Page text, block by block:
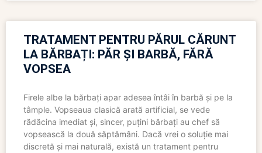
TRATAMENT PENTRU PĂRUL CĂRUNT
LA BĂRBAȚI: PĂR ȘI BARBĂ, FĂRĂ
VOPSEA
Firele albe la bărbați apar adesea întâi în barbă și pe la
tâmple. Vopseaua clasică arată artificial, se vede
rădăcina imediat și, sincer, puțini bărbați au chef să
vopsească la două săptămâni. Dacă vrei o soluție mai
discretă și mai naturală, există un tratament pentru